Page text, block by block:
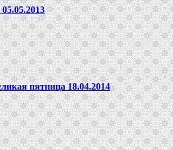
пятница 18.04.2014